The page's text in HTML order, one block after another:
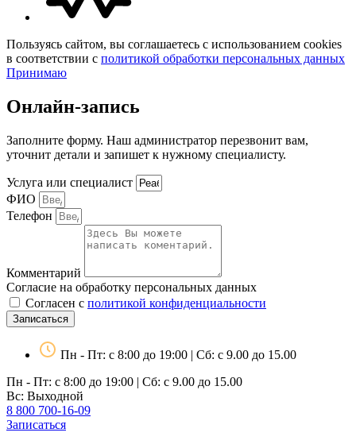
Пользуясь сайтом, вы соглашаетесь с использованием cookies
в соответствии с политикой обработки персональных данных
Принимаю
Онлайн-запись
Заполните форму. Наш администратор перезвонит вам,
уточнит детали и запишет к нужному специалисту.
Услуга или специалист
ФИО
Телефон
Комментарий
Согласие на обработку персональных данных
Согласен с политикой конфиденциальности
Записаться
Пн - Пт: с 8:00 до 19:00 | Сб: с 9.00 до 15.00
Пн - Пт: с 8:00 до 19:00 | Сб: с 9.00 до 15.00
Вс: Выходной
8 800 700-16-09
Записаться